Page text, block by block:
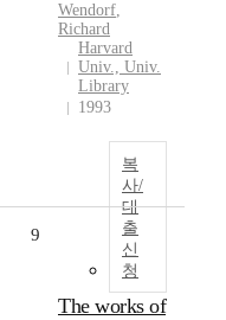
Wendorf,
Richard
Harvard
Univ., Univ.
Library
1993
복
사/
대
출
신
청
9
The works of